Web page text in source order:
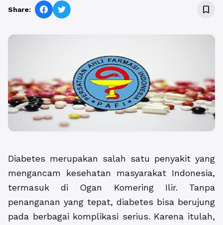
Share: bookmark_border
Diabetes merupakan salah satu penyakit yang
mengancam kesehatan masyarakat Indonesia,
termasuk di Ogan Komering Ilir. Tanpa
penanganan yang tepat, diabetes bisa berujung
pada berbagai komplikasi serius. Karena itulah,